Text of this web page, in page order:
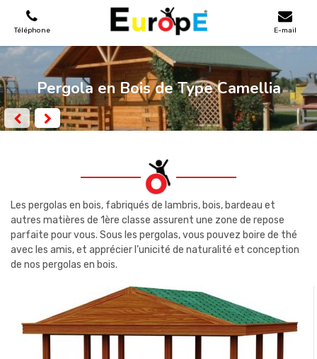
Téléphone E-mail
AIRES DE JEUX
MAISONS EN BOIS
TERRAINS DE SPORT
CONTACT
Pergola en Bois de Type Camellia
Les pergolas en bois, fabriqués de lambris, bois, bardeau et
autres matières de 1ère classe assurent une zone de repose
parfaite pour vous. Sous les pergolas, vous pouvez boire de thé
avec les amis, et apprécier l’unicité de naturalité et conception
de nos pergolas en bois.